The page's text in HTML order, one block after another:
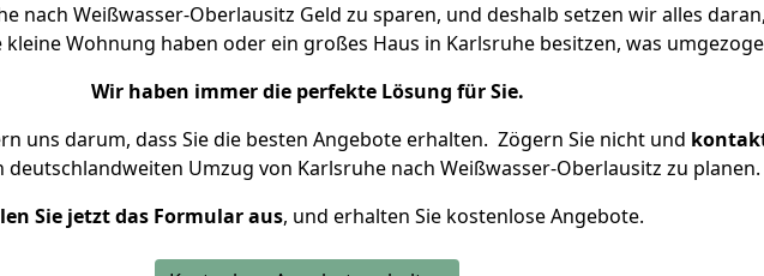
nach Weißwasser-Oberlausitz Geld zu sparen, und deshalb setzen wir alles
kleine Wohnung haben oder ein großes Haus in Karlsruhe besitzen, was
Wir haben immer die perfekte Lösung für Sie.
uns darum, dass Sie die besten Angebote erhalten. Zögern Sie nicht und
deutschlandweiten Umzug von Karlsruhe nach Weißwasser-Oberlausitz zu planen.
Sie jetzt das Formular aus, und erhalten Sie kostenlose Angebote.